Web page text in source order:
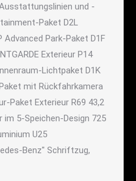
und -
Paket D2L
Park-Paket D1F
Exterieur P14
Lichtpaket D1K
mit Rückfahrkamera
Paket Exterieur R69 43,2
5-Speichen-Design 725
U25
Benz" Schriftzug,